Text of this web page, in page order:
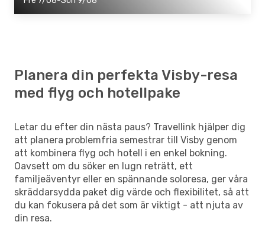
Planera din perfekta Visby-resa
med flyg och hotellpake
Letar du efter din nästa paus? Travellink hjälper dig
att planera problemfria semestrar till Visby genom
att kombinera flyg och hotell i en enkel bokning.
Oavsett om du söker en lugn reträtt, ett
familjeäventyr eller en spännande soloresa, ger våra
skräddarsydda paket dig värde och flexibilitet, så att
du kan fokusera på det som är viktigt - att njuta av
din resa.